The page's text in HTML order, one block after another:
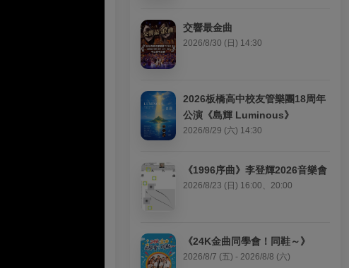
交響最金曲
2026/8/30 (日) 14:30
2026板橋高中校友管樂團18周年
公演《島輝 Luminous》
2026/8/29 (六) 14:30
《1996序曲》李登輝2026音樂會
2026/8/23 (日) 16:00、20:00
《24K金曲同學會！同鞋～》
2026/8/7 (五) - 2026/8/8 (六)